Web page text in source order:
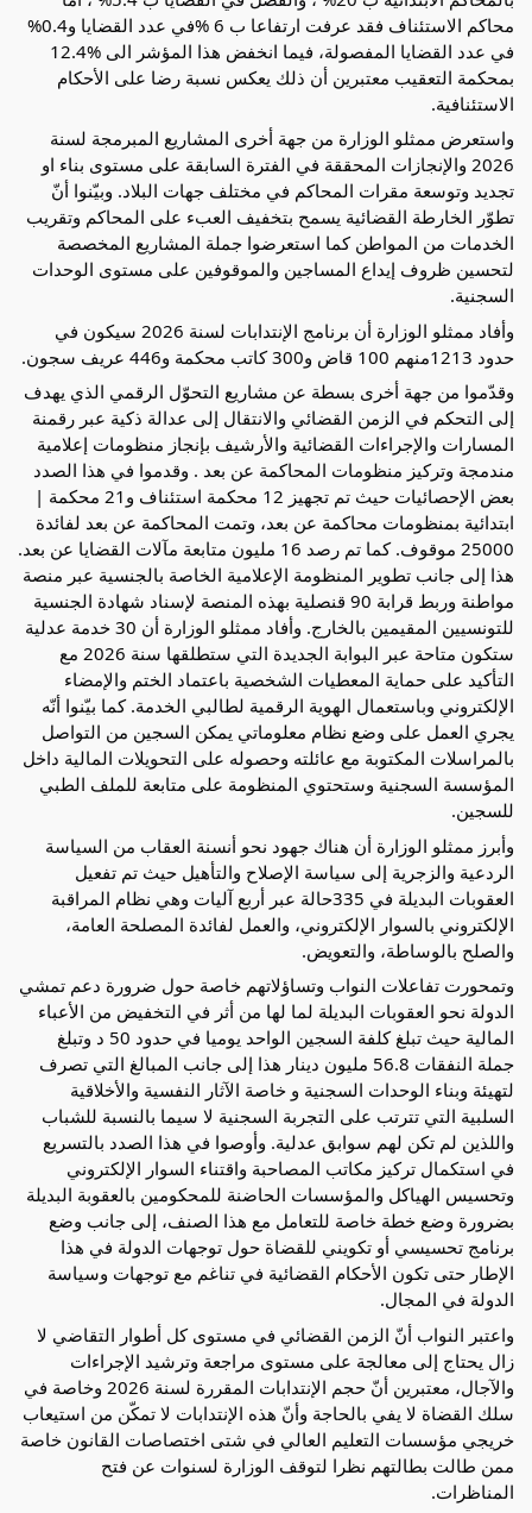
محاكم الاستئناف فقد عرفت ارتفاعا ب 6 %في عدد القضايا و0.4%
في عدد القضايا المفصولة، فيما انخفض هذا المؤشر الى %12.4
بمحكمة التعقيب معتبرين أن ذلك يعكس نسبة رضا على الأحكام
الاستئنافية.
واستعرض ممثلو الوزارة من جهة أخرى المشاريع المبرمجة لسنة
2026 والإنجازات المحققة في الفترة السابقة على مستوى بناء او
تجديد وتوسعة مقرات المحاكم في مختلف جهات البلاد. وبيّنوا أنّ
تطوّر الخارطة القضائية يسمح بتخفيف العبء على المحاكم وتقريب
الخدمات من المواطن كما استعرضوا جملة المشاريع المخصصة
لتحسين ظروف إيداع المساجين والموقوفين على مستوى الوحدات
السجنية.
وأفاد ممثلو الوزارة أن برنامج الإنتدابات لسنة 2026 سيكون في
حدود 1213منهم 100 قاض و300 كاتب محكمة و446 عريف سجون.
وقدّموا من جهة أخرى بسطة عن مشاريع التحوّل الرقمي الذي يهدف
إلى التحكم في الزمن القضائي والانتقال إلى عدالة ذكية عبر رقمنة
المسارات والإجراءات القضائية والأرشيف بإنجاز منظومات إعلامية
مندمجة وتركيز منظومات المحاكمة عن بعد . وقدموا في هذا الصدد
بعض الإحصائيات حيث تم تجهيز 12 محكمة استئناف و21 محكمة |
ابتدائية بمنظومات محاكمة عن بعد، وتمت المحاكمة عن بعد لفائدة
25000 موقوف. كما تم رصد 16 مليون متابعة مآلات القضايا عن بعد.
هذا إلى جانب تطوير المنظومة الإعلامية الخاصة بالجنسية عبر منصة
مواطنة وربط قرابة 90 قنصلية بهذه المنصة لإسناد شهادة الجنسية
للتونسيين المقيمين بالخارج. وأفاد ممثلو الوزارة أن 30 خدمة عدلية
ستكون متاحة عبر البوابة الجديدة التي ستطلقها سنة 2026 مع
التأكيد على حماية المعطيات الشخصية باعتماد الختم والإمضاء
الإلكتروني وباستعمال الهوية الرقمية لطالبي الخدمة. كما بيّنوا أنّه
يجري العمل على وضع نظام معلوماتي يمكن السجين من التواصل
بالمراسلات المكتوبة مع عائلته وحصوله على التحويلات المالية داخل
المؤسسة السجنية وستحتوي المنظومة على متابعة للملف الطبي
للسجين.
وأبرز ممثلو الوزارة أن هناك جهود نحو أنسنة العقاب من السياسة
الردعية والزجرية إلى سياسة الإصلاح والتأهيل حيث تم تفعيل
العقوبات البديلة في 335حالة عبر أربع آليات وهي نظام المراقبة
الإلكتروني بالسوار الإلكتروني، والعمل لفائدة المصلحة العامة،
والصلح بالوساطة، والتعويض.
وتمحورت تفاعلات النواب وتساؤلاتهم خاصة حول ضرورة دعم تمشي
الدولة نحو العقوبات البديلة لما لها من أثر في التخفيض من الأعباء
المالية حيث تبلغ كلفة السجين الواحد يوميا في حدود 50 د وتبلغ
جملة النفقات 56.8 مليون دينار هذا إلى جانب المبالغ التي تصرف
لتهيئة وبناء الوحدات السجنية و خاصة الآثار النفسية والأخلاقية
السلبية التي تترتب على التجربة السجنية لا سيما بالنسبة للشباب
واللذين لم تكن لهم سوابق عدلية. وأوصوا في هذا الصدد بالتسريع
في استكمال تركيز مكاتب المصاحبة واقتناء السوار الإلكتروني
وتحسيس الهياكل والمؤسسات الحاضنة للمحكومين بالعقوبة البديلة
بضرورة وضع خطة خاصة للتعامل مع هذا الصنف، إلى جانب وضع
برنامج تحسيسي أو تكويني للقضاة حول توجهات الدولة في هذا
الإطار حتى تكون الأحكام القضائية في تناغم مع توجهات وسياسة
الدولة في المجال.
واعتبر النواب أنّ الزمن القضائي في مستوى كل أطوار التقاضي لا
زال يحتاج إلى معالجة على مستوى مراجعة وترشيد الإجراءات
والآجال، معتبرين أنّ حجم الإنتدابات المقررة لسنة 2026 وخاصة في
سلك القضاة لا يفي بالحاجة وأنّ هذه الإنتدابات لا تمكّن من استيعاب
خريجي مؤسسات التعليم العالي في شتى اختصاصات القانون خاصة
ممن طالت بطالتهم نظرا لتوقف الوزارة لسنوات عن فتح
المناظرات.